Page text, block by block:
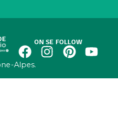
ON SE FOLLOW
Alpes.